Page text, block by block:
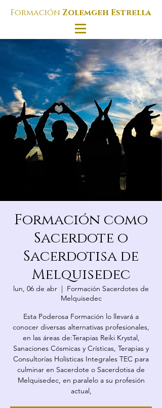
Formación Zolemgeh Estrella
Formación como
Sacerdote o
Sacerdotisa de
Melquisedec
lun, 06 de abr
  |
Formación Sacerdotes de
Melquisedec
Esta Poderosa Formación lo llevará a
conocer diversas alternativas profesionales,
en las áreas de:Terapias Reiki Krystal,
Sanaciones Cósmicas y Crísticas, Terapias y
Consultorías Holísticas Integrales TEC para
culminar en Sacerdote o Sacerdotisa de
Melquisedec, en paralelo a su profesión
actual,